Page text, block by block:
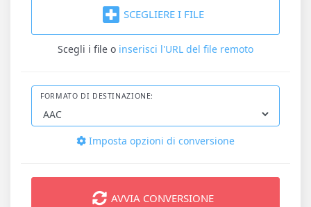
SCEGLIERE I FILE
Scegli i file o inserisci l'URL del file remoto
FORMATO DI DESTINAZIONE:
Imposta opzioni di conversione
AVVIA CONVERSIONE